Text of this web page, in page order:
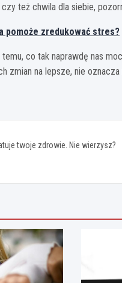
też chwila dla siebie,
pomoże zredukować stres?
co tak naprawdę nas
zmian na lepsze, nie
twoje zdrowie. Nie wierzysz?